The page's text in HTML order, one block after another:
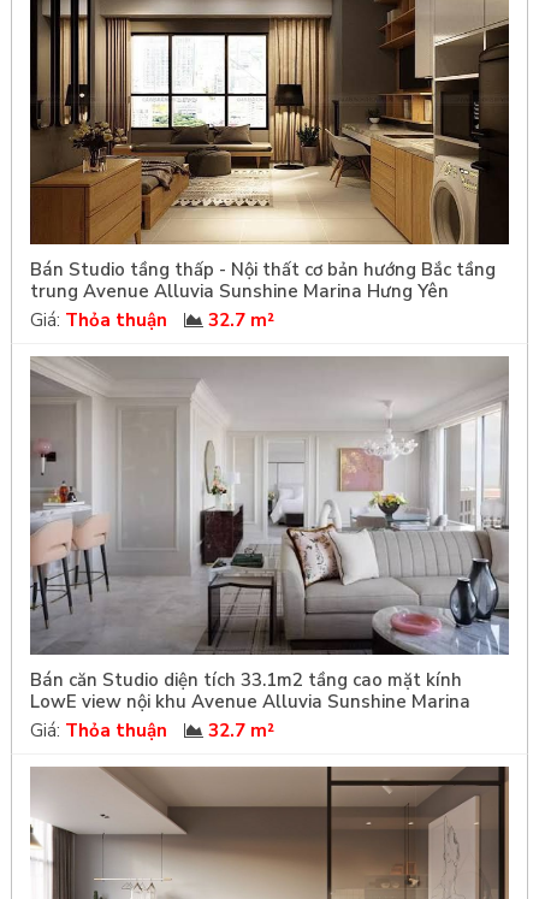
Bán Studio tầng thấp - Nội thất cơ bản hướng Bắc tầng
trung Avenue Alluvia Sunshine Marina Hưng Yên
Giá: Thỏa thuận 32.7 m²
Bán căn Studio diện tích 33.1m2 tầng cao mặt kính
LowE view nội khu Avenue Alluvia Sunshine Marina
Giá: Thỏa thuận 32.7 m²